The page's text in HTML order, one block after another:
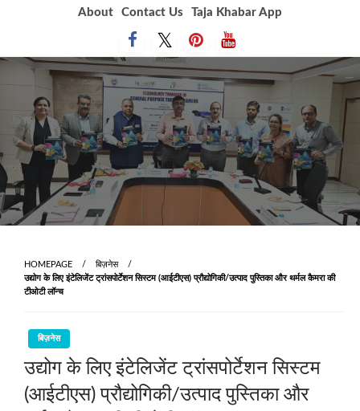
About Contact Us Taja Khabar App
HOMEPAGE
बिज़नेस
उद्योग के लिए इंटेलिजेंट ट्रांसपोर्टेशन सिस्टम (आईटीएस) प्रौद्योगिकी/उत्पाद पुस्तिका और थर्मल कैमरा की
टीओटी लॉन्च
बिज़नेस
उद्योग के लिए इंटेलिजेंट ट्रांसपोर्टेशन सिस्टम
(आईटीएस) प्रौद्योगिकी/उत्पाद पुस्तिका और